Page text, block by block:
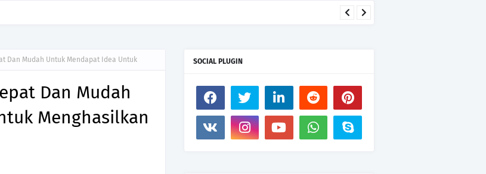
Dan Mudah Untuk Mendapat Idea Untuk
Dan Mudah
Menghasilkan
SOCIAL PLUGIN